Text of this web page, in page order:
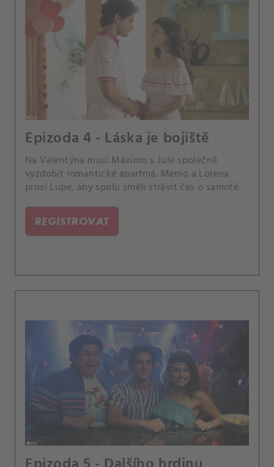
Epizoda 4 - Láska je bojiště
Na Valentýna musí Máximo s Julií společně
vyzdobit romantické apartmá. Memo a Lorena
prosí Lupe, aby spolu směli strávit čas o samotě.
REGISTROVAT